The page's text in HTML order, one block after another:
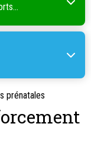
prénatales